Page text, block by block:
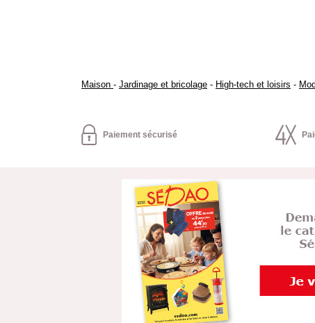
Maison - Jardinage et bricolage - High-tech et loisirs -
Paiement sécurisé